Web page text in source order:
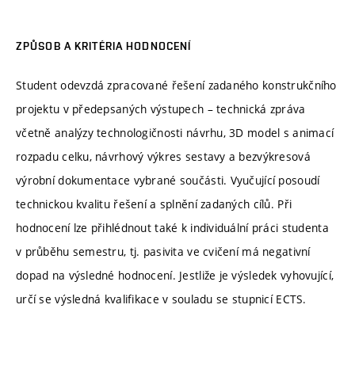
ZPŮSOB A KRITÉRIA HODNOCENÍ
Student odevzdá zpracované řešení zadaného konstrukčního
projektu v předepsaných výstupech – technická zpráva
včetně analýzy technologičnosti návrhu, 3D model s animací
rozpadu celku, návrhový výkres sestavy a bezvýkresová
výrobní dokumentace vybrané součásti. Vyučující posoudí
technickou kvalitu řešení a splnění zadaných cílů. Při
hodnocení lze přihlédnout také k individuální práci studenta
v průběhu semestru, tj. pasivita ve cvičení má negativní
dopad na výsledné hodnocení. Jestliže je výsledek vyhovující,
určí se výsledná kvalifikace v souladu se stupnicí ECTS.